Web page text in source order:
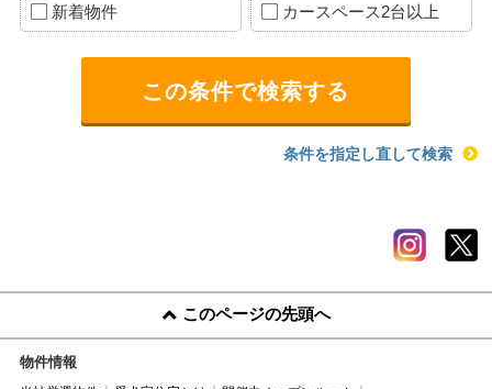
新着物件 カースペース2台以上
条件を指定し直して検索
このページの先頭へ
物件情報